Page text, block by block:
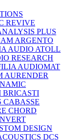
REVIVE
PLUS
ARGENTO
AUDIO ATOLL
RESEARCH
AUDIOMAT
AURENDER
BRICASTI
CABASSE
CHORD
DESIGN
DCS